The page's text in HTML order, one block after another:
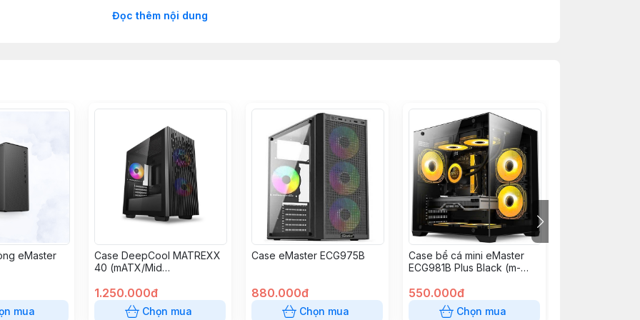
390mm
Đọc thêm nội dung
eMaster
mua
Case DeepCool MATREXX
40 (mATX/Mid
1.250.000đ
Chọn mua
Case eMaster ECG975B
880.000đ
Chọn mua
Case bể cá mini eMaster
ECG981B Plus Black (m-
Rad 240)
550.000đ
Chọn mua